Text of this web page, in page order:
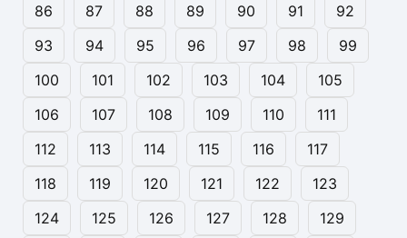
86
87 88 89 90 91
92
93
94 95 96 97 98
99
100
101 102 103 104
105
106
107 108 109 110
111
112
113 114 115 116
117
118
119 120 121 122
123
124
125 126 127 128
129